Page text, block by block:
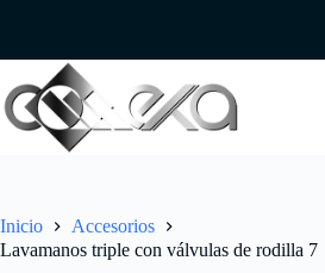
Inicio
Accesorios
Lavamanos triple con válvulas de rodilla 7